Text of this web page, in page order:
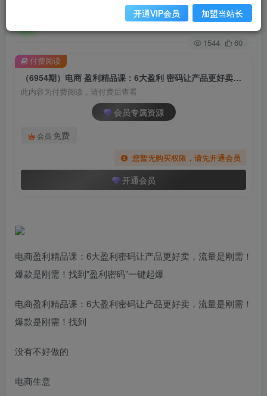
关注
1544 60
（6954期）电商 盈利精品课：6大盈利 密码让产品更好卖，流量是刚需！爆款是刚需
此内容为付费阅读，请付费后查看
会员专属资源
会员 免费
您暂无购买权限，请先开通会员
开通会员
付费阅读
电商盈利精品课：6大盈利密码让产品更好卖，流量是刚需！
爆款是刚需！找到"盈利密码”一键起爆
电商盈利精品课：6大盈利密码让产品更好卖，流量是刚需！
爆款是刚需！找到
没有不好做的
电商生意
开通VIP会员 加盟当站长